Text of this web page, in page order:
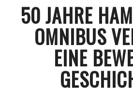
50 JAHRE
OMNIBUS
EINE